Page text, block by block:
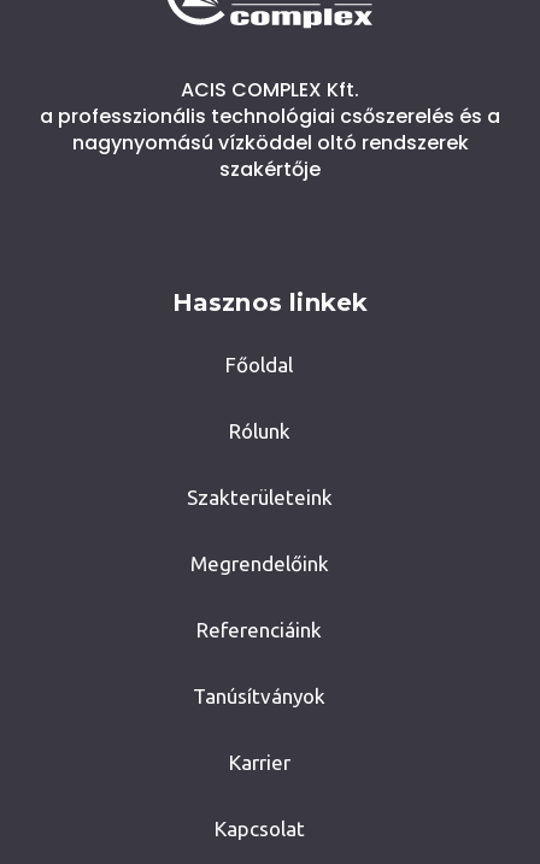
ACIS COMPLEX Kft.
a professzionális technológiai csőszerelés és a
nagynyomású vízköddel oltó rendszerek
szakértője
Hasznos linkek
Főoldal
Rólunk
Szakterületeink
Megrendelőink
Referenciáink
Tanúsítványok
Karrier
Kapcsolat